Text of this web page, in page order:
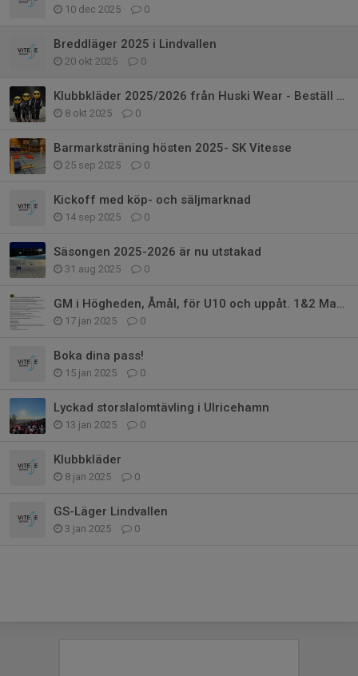
10 dec 2025 0
Breddläger 2025 i Lindvallen
20 okt 2025 0
Klubbkläder 2025/2026 från Huski Wear - Beställ senast 2/11!
8 okt 2025 0
Barmarksträning hösten 2025- SK Vitesse
25 sep 2025 0
Kickoff med köp- och säljmarknad
14 sep 2025 0
Säsongen 2025-2026 är nu utstakad
31 aug 2025 0
GM i Högheden, Åmål, för U10 och uppåt. 1&2 Mars.
17 jan 2025 0
Boka dina pass!
15 jan 2025 0
Lyckad storslalomtävling i Ulricehamn
13 jan 2025 0
Klubbkläder
8 jan 2025 0
GS-Läger Lindvallen
3 jan 2025 0